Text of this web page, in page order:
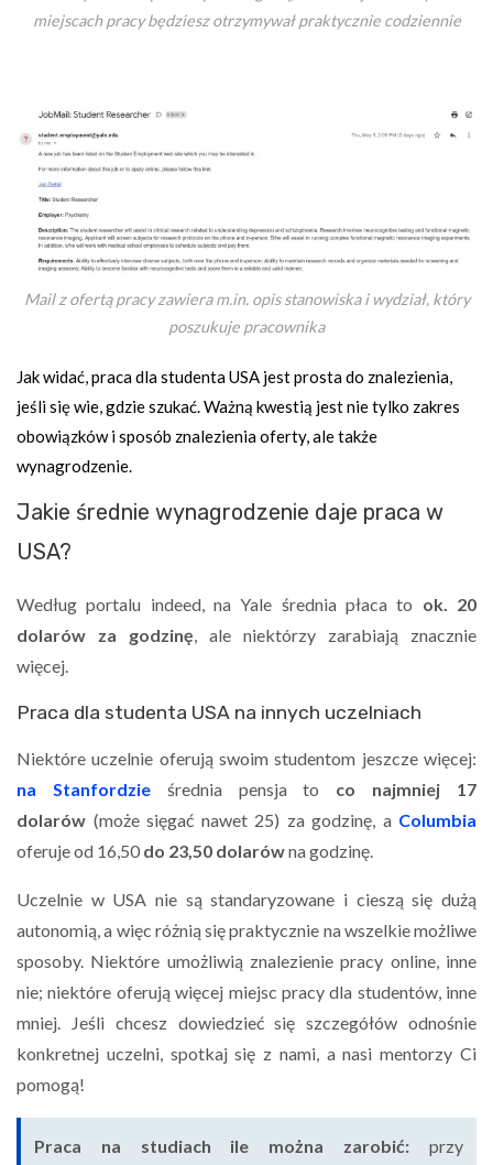
miejscach pracy będziesz otrzymywał praktycznie codziennie
Mail z ofertą pracy zawiera m.in. opis stanowiska i wydział, który
poszukuje pracownika
Jak widać, praca dla studenta USA jest prosta do znalezienia,
jeśli się wie, gdzie szukać. Ważną kwestią jest nie tylko zakres
obowiązków i sposób znalezienia oferty, ale także
wynagrodzenie.
Jakie średnie wynagrodzenie daje praca w
USA?
Według portalu indeed, na Yale średnia płaca to ok. 20
dolarów za godzinę, ale niektórzy zarabiają znacznie
więcej.
Praca dla studenta USA na innych uczelniach
Niektóre uczelnie oferują swoim studentom jeszcze więcej:
na Stanfordzieśrednia pensja to co najmniej 17
dolarów (może sięgać nawet 25) za godzinę, a Columbia
oferuje od 16,50 do 23,50 dolarówna godzinę.
Uczelnie w USA nie są standaryzowane i cieszą się dużą
autonomią, a więc różnią się praktycznie na wszelkie możliwe
sposoby. Niektóre umożliwią znalezienie pracy online, inne
nie; niektóre oferują więcej miejsc pracy dla studentów, inne
mniej. Jeśli chcesz dowiedzieć się szczegółów odnośnie
konkretnej uczelni, spotkaj się z nami, a nasi mentorzy Ci
pomogą!
Praca na studiach ile można zarobić: przy